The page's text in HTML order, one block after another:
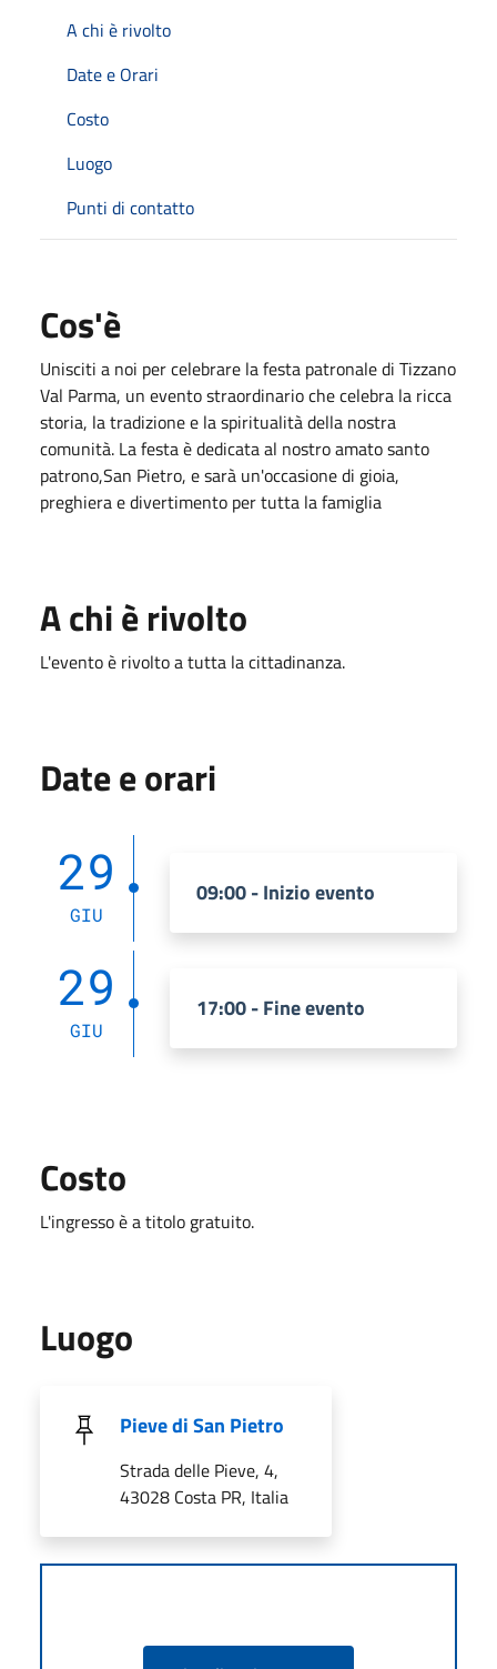
A chi è rivolto
Date e Orari
Costo
Luogo
Punti di contatto
Cos'è
Unisciti a noi per celebrare la festa patronale di Tizzano
Val Parma, un evento straordinario che celebra la ricca
storia, la tradizione e la spiritualità della nostra
comunità. La festa è dedicata al nostro amato santo
patrono,San Pietro, e sarà un'occasione di gioia,
preghiera e divertimento per tutta la famiglia
A chi è rivolto
L'evento è rivolto a tutta la cittadinanza.
Date e orari
29
GIU
09:00 - Inizio evento
29
GIU
17:00 - Fine evento
Costo
L'ingresso è a titolo gratuito.
Luogo
Pieve di San Pietro
Strada delle Pieve, 4,
43028 Costa PR, Italia